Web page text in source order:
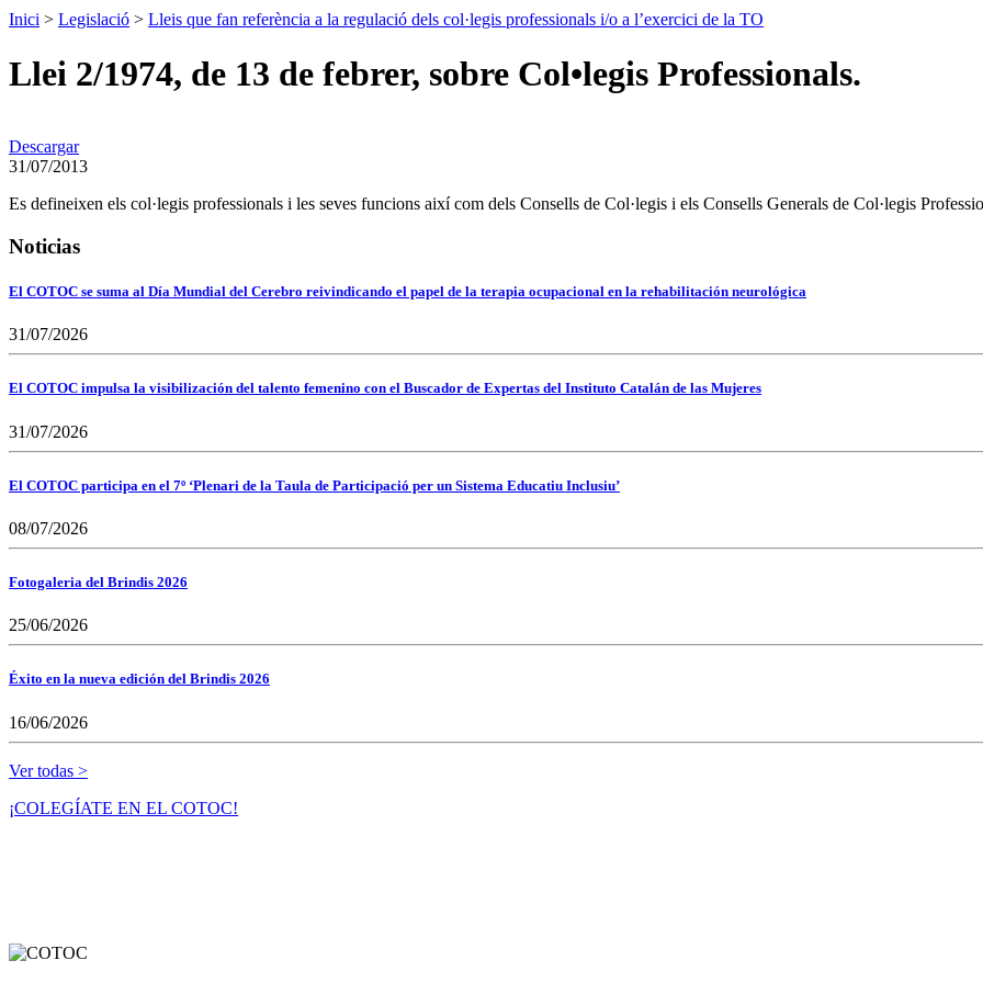
Inici > Legislació > Lleis que fan referència a la regulació dels col·legis professionals i/o a l’exercici de la TO
Llei 2/1974, de 13 de febrer, sobre Col•legis Professionals.
Descargar
31/07/2013
Es defineixen els col·legis professionals i les seves funcions així com dels Consells de Col·legis i els Consells Generals de Col·legis
Noticias
El COTOC se suma al Día Mundial del Cerebro reivindicando el papel de la terapia ocupacional en la rehabilitación neurológica
31/07/2026
El COTOC impulsa la visibilización del talento femenino con el Buscador de Expertas del Instituto Catalán de las Mujeres
31/07/2026
El COTOC participa en el 7º ‘Plenari de la Taula de Participació per un Sistema Educatiu Inclusiu’
08/07/2026
Fotogaleria del Brindis 2026
25/06/2026
Éxito en la nueva edición del Brindis 2026
16/06/2026
Ver todas >
¡COLEGÍATE EN EL COTOC!